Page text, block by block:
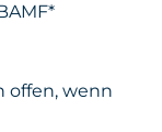
offen, wenn